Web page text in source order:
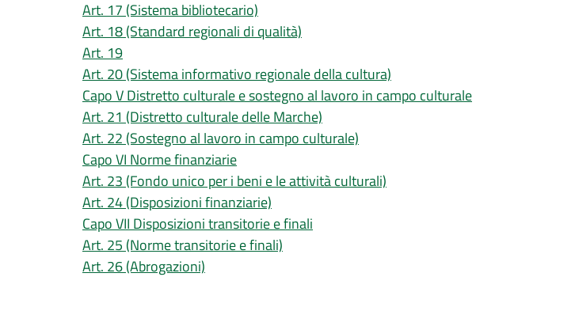
Art. 17 (Sistema bibliotecario)
Art. 18 (Standard regionali di qualità)
Art. 19
Art. 20 (Sistema informativo regionale della cultura)
Capo V Distretto culturale e sostegno al lavoro in campo culturale
Art. 21 (Distretto culturale delle Marche)
Art. 22 (Sostegno al lavoro in campo culturale)
Capo VI Norme finanziarie
Art. 23 (Fondo unico per i beni e le attività culturali)
Art. 24 (Disposizioni finanziarie)
Capo VII Disposizioni transitorie e finali
Art. 25 (Norme transitorie e finali)
Art. 26 (Abrogazioni)